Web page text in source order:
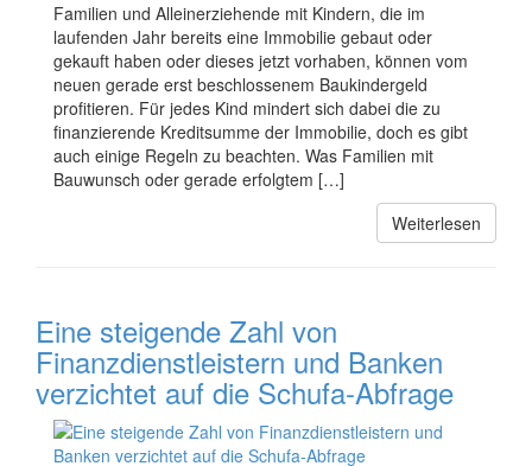
Familien und Alleinerziehende mit Kindern, die im
laufenden Jahr bereits eine Immobilie gebaut oder
gekauft haben oder dieses jetzt vorhaben, können vom
neuen gerade erst beschlossenem Baukindergeld
profitieren. Für jedes Kind mindert sich dabei die zu
finanzierende Kreditsumme der Immobilie, doch es gibt
auch einige Regeln zu beachten. Was Familien mit
Bauwunsch oder gerade erfolgtem […]
Weiterlesen
Eine steigende Zahl von
Finanzdienstleistern und Banken
verzichtet auf die Schufa-Abfrage